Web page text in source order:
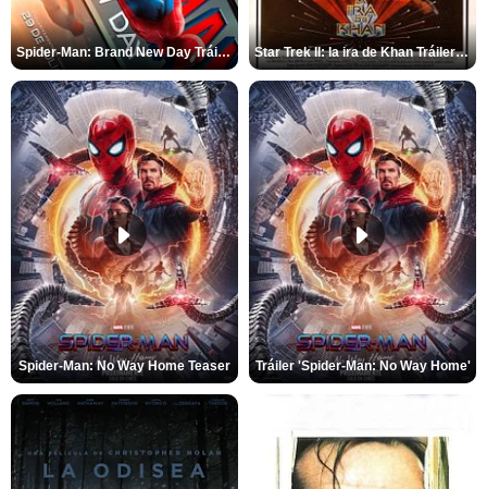
Spider-Man: Brand New Day Tráiler (3) Star Trek II: la ira de Khan Tráiler VO
Spider-Man: No Way Home Teaser Tráiler 'Spider-Man: No Way Home'